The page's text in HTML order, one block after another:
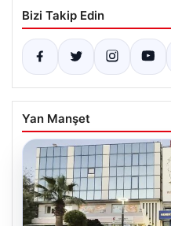
Bizi Takip Edin
Yan Manşet